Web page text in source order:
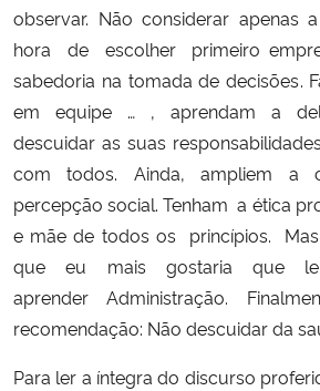
Ministério do Desenvolvimento Regional
Controladoria-Geral da União
Ministério da Mulher, da Família e dos Direitos
Secretaria-Geral
Secretaria de Governo
Gabinete de Segurança Institucional
Advocacia-Geral da União
observar. Não considerar apenas
hora de escolher primeiro
sabedoria na tomada de decisões.
em equipe … , aprendam a
descuidar as suas
com todos. Ainda, ampliem a
percepção social. Tenham a ética
e mãe de todos os princípios.
que eu mais gostaria que
aprender Administração. Finalm
recomendação: Não descuidar da
Para ler a íntegra do discurso